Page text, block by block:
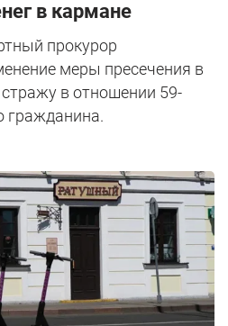
в кармане
прокурор
меры пресечения в
в отношении 59-
гражданина.